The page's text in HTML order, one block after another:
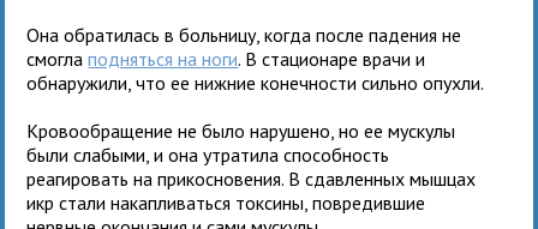
Она обратилась в больницу, когда после падения не
смоглаподняться на ноги. В стационаре врачи и
обнаружили, что ее нижние конечности сильно опухли.
Кровообращение не было нарушено, но ее мускулы
были слабыми, и она утратила способность
реагировать на прикосновения. В сдавленных мышцах
икр стали накапливаться токсины, повредившие